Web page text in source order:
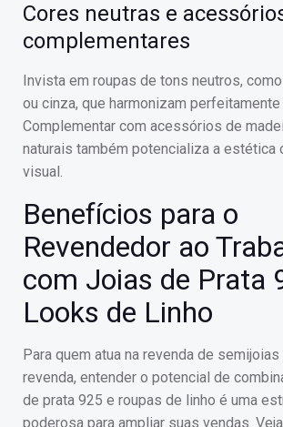
Cores neutras e
complementares
Invista em roupas de tons neutros,
ou cinza, que harmonizam perfeitamente
Complementar com acessórios de
naturais também potencializa a estética
visual.
Benefícios para o
Revendedor ao
com Joias de Prata
Looks de Linho
Para quem atua na revenda de
revenda, entender o potencial de
de prata 925 e roupas de linho é uma
poderosa para ampliar suas vendas.